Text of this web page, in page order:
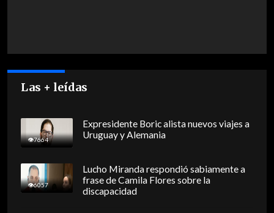
Las + leídas
7664
Expresidente Boric alista nuevos viajes a
Uruguay y Alemania
6057
Lucho Miranda respondió sabiamente a
frase de Camila Flores sobre la
discapacidad